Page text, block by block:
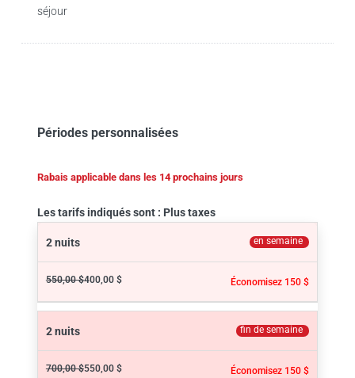
séjour
Périodes personnalisées
Rabais applicable dans les 14 prochains jours
Les tarifs indiqués sont : Plus taxes
2 nuits en semaine
550,00 $400,00 $ Économisez 150 $
2 nuits fin de semaine
700,00 $550,00 $ Économisez 150 $